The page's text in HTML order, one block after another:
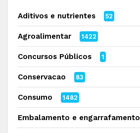
Aditivos e nutrientes 52
Agroalimentar 1422
Concursos Públicos 1
Conservacao 83
Consumo 1482
Embalamento e engarrafamento